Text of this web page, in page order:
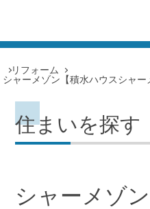
リフォーム
シャーメゾン【積水ハウスシャー
住まいを探す
シャーメゾ